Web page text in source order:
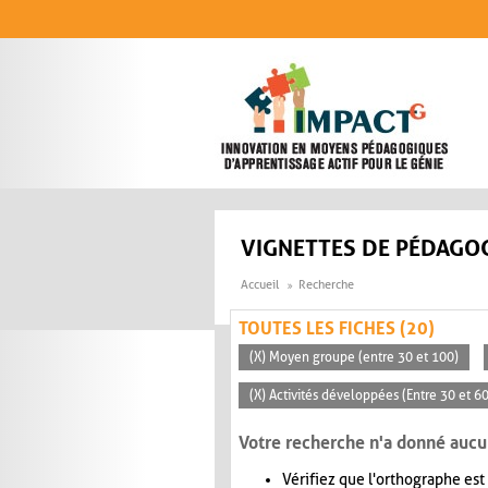
VIGNETTES DE
Accueil Recherche
TOUTES LES FICHES (20)
(X) Moyen groupe (entre 30 et 100)
(X) Activités développées (Entre 30 et
Votre recherche n'a donné
Vérifiez que l'orthographe